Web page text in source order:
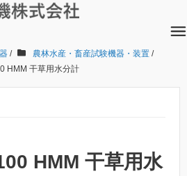
/ 農林水産・畜産試験機器・装置 /
HMM 干草用水分計
HMM 干草用水